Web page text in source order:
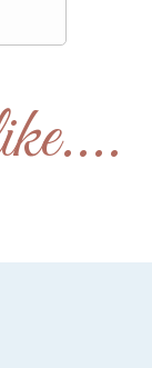
....you may also like